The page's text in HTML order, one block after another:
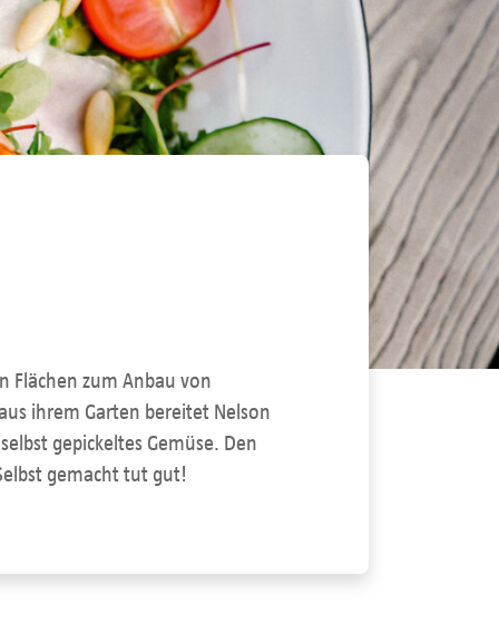
Flächen zum Anbau von
ihrem Garten bereitet Nelson
gepickeltes Gemüse. Den
gemacht tut gut!